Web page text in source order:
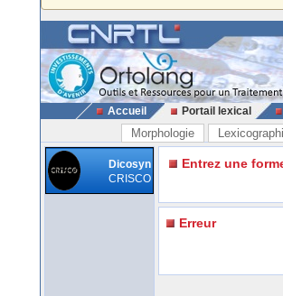
Accueil Portail lexical
Morphologie
Dicosyn
CRISCO
Entrez une
Erreur